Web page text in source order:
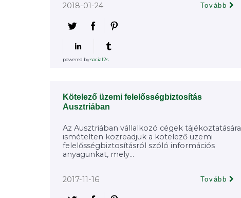
2018-01-24 Tovább
powered bysocial2s
Kötelező üzemi felelősségbiztosítás
Ausztriában
Az Ausztriában vállalkozó cégek tájékoztatására
ismételten közreadjuk a kötelező üzemi
felelősségbiztosításról szóló információs
anyagunkat, mely...
2017-11-16 Tovább